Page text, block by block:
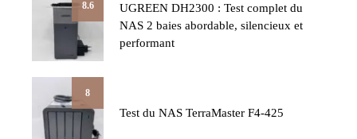
8.6
UGREEN DH2300 : Test complet du
NAS 2 baies abordable, silencieux et
performant
8
Test du NAS TerraMaster F4-425